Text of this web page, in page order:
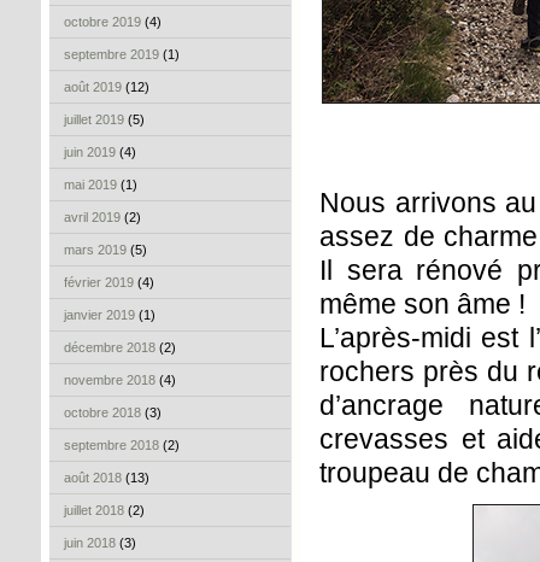
octobre 2019 (4)
septembre 2019 (1)
août 2019 (12)
juillet 2019 (5)
juin 2019 (4)
mai 2019 (1)
avril 2019 (2)
mars 2019 (5)
février 2019 (4)
janvier 2019 (1)
décembre 2018 (2)
novembre 2018 (4)
octobre 2018 (3)
septembre 2018 (2)
août 2018 (13)
juillet 2018 (2)
juin 2018 (3)
Nous arrivons
assez de
Il sera rénové
même son âme !
L’après-midi est
rochers près du
d’ancrage
crevasses et
troupeau de